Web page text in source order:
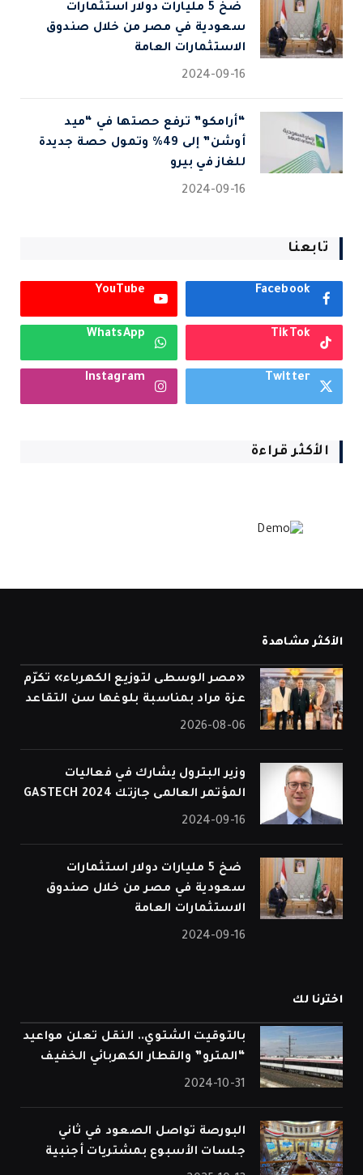
⁠ ضخ 5 مليارات دولار استثمارات
سعودية في مصر من خلال صندوق
الاستثمارات العامة
2024-09-16
“أرامكو” ترفع حصتها في “ميد
أوشن” إلى 49% وتمول حصة جديدة
للغاز في بيرو
2024-09-16
تابعنا
Facebook
YouTube
TikTok
WhatsApp
Twitter
Instagram
الأكثر قراءة
الأكثر مشاهدة
«مصر الوسطى لتوزيع الكهرباء» تكرّم
عزة مراد بمناسبة بلوغها سن التقاعد
2026-08-06
وزير البترول يشارك في فعاليات
المؤتمر العالمى جازتك 2024 GASTECH
2024-09-16
⁠ ضخ 5 مليارات دولار استثمارات
سعودية في مصر من خلال صندوق
الاستثمارات العامة
2024-09-16
اخترنا لك
بالتوقيت الشتوي.. النقل تعلن مواعيد
“المترو” والقطار الكهربائي الخفيف
2024-10-31
البورصة تواصل الصعود في ثاني
جلسات الأسبوع بمشتريات أجنبية